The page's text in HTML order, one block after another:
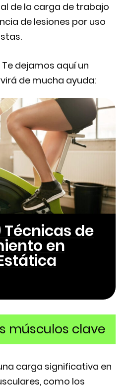
de la carga de trabajo
de lesiones por uso
dejamos aquí un
de mucha ayuda:
de
en
músculos clave
carga significativa en
como los